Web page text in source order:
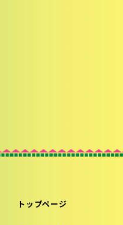
トップページ